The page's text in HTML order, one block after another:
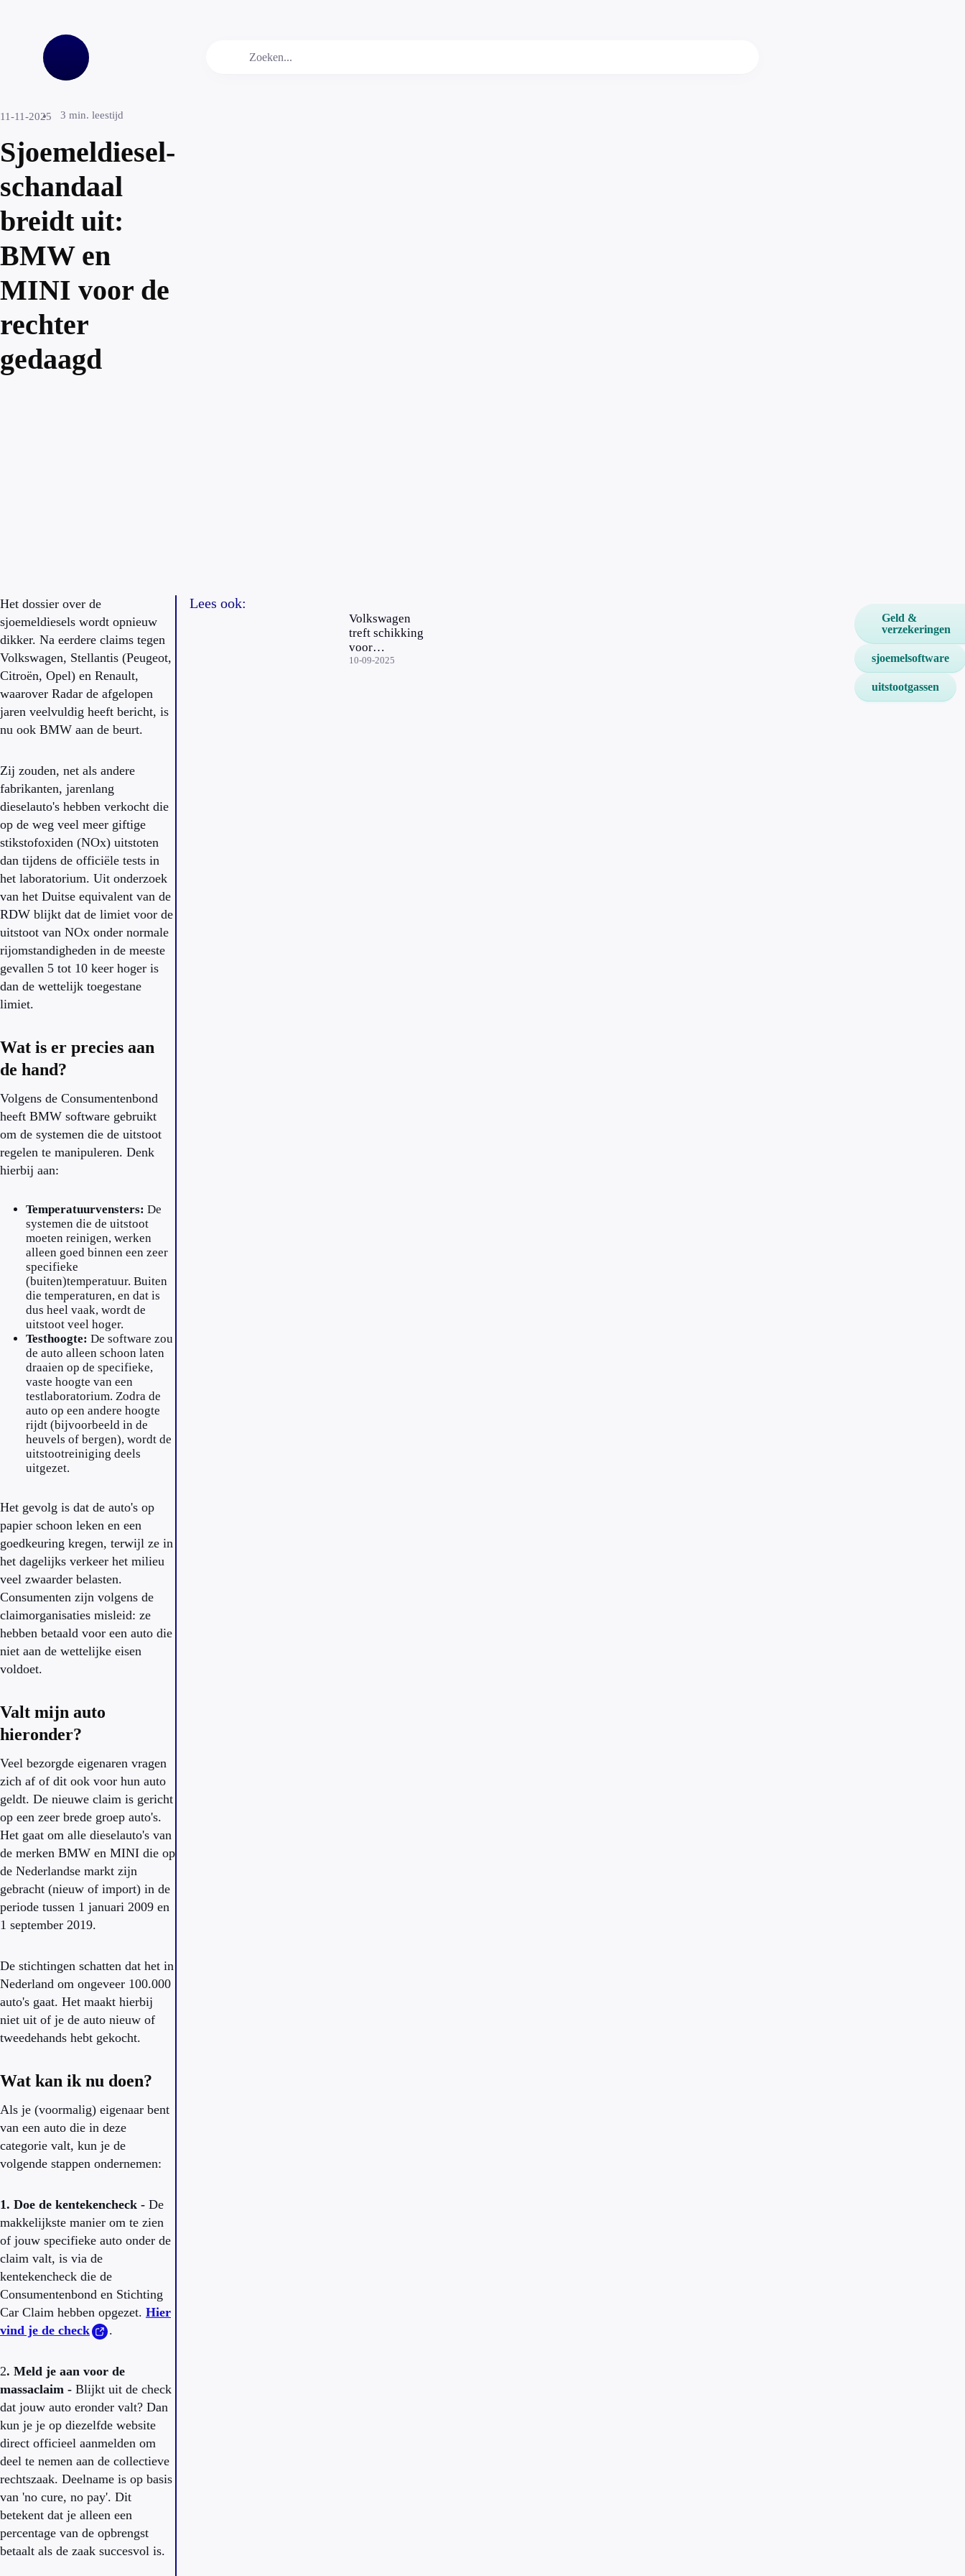
11-11-2025 3 min. leestijd
Sjoemeldiesel-
schandaal
breidt uit:
BMW en
MINI voor de
rechter
gedaagd
Het dossier over de
sjoemeldiesels wordt opnieuw
dikker. Na eerdere claims tegen
Volkswagen, Stellantis (Peugeot,
Citroën, Opel) en Renault,
waarover Radar de afgelopen
jaren veelvuldig heeft bericht, is
nu ook BMW aan de beurt.
Zij zouden, net als andere
fabrikanten, jarenlang
dieselauto's hebben verkocht die
op de weg veel meer giftige
stikstofoxiden (NOx) uitstoten
dan tijdens de officiële tests in
het laboratorium. Uit onderzoek
van het Duitse equivalent van de
RDW blijkt dat de limiet voor de
uitstoot van NOx onder normale
rijomstandigheden in de meeste
gevallen 5 tot 10 keer hoger is
dan de wettelijk toegestane
limiet.
Wat is er precies aan
de hand?
Volgens de Consumentenbond
heeft BMW software gebruikt
om de systemen die de uitstoot
regelen te manipuleren. Denk
hierbij aan:
Temperatuurvensters: De
systemen die de uitstoot
moeten reinigen, werken
alleen goed binnen een zeer
specifieke
(buiten)temperatuur. Buiten
die temperaturen, en dat is
dus heel vaak, wordt de
uitstoot veel hoger.
Testhoogte: De software zou
de auto alleen schoon laten
draaien op de specifieke,
vaste hoogte van een
testlaboratorium. Zodra de
auto op een andere hoogte
rijdt (bijvoorbeeld in de
heuvels of bergen), wordt de
uitstootreiniging deels
uitgezet.
Het gevolg is dat de auto's op
papier schoon leken en een
goedkeuring kregen, terwijl ze in
het dagelijks verkeer het milieu
veel zwaarder belasten.
Consumenten zijn volgens de
claimorganisaties misleid: ze
hebben betaald voor een auto die
niet aan de wettelijke eisen
voldoet.
Valt mijn auto
hieronder?
Veel bezorgde eigenaren vragen
zich af of dit ook voor hun auto
geldt. De nieuwe claim is gericht
op een zeer brede groep auto's.
Het gaat om alle dieselauto's van
de merken BMW en MINI die op
de Nederlandse markt zijn
gebracht (nieuw of import) in de
periode tussen 1 januari 2009 en
1 september 2019.
De stichtingen schatten dat het in
Nederland om ongeveer 100.000
auto's gaat. Het maakt hierbij
niet uit of je de auto nieuw of
tweedehands hebt gekocht.
Wat kan ik nu doen?
Als je (voormalig) eigenaar bent
van een auto die in deze
categorie valt, kun je de
volgende stappen ondernemen:
1. Doe de kentekencheck - De
makkelijkste manier om te zien
of jouw specifieke auto onder de
claim valt, is via de
kentekencheck die de
Consumentenbond en Stichting
Car Claim hebben opgezet. Hier
vind je de check
.
2. Meld je aan voor de
massaclaim - Blijkt uit de check
dat jouw auto eronder valt? Dan
kun je je op diezelfde website
direct officieel aanmelden om
deel te nemen aan de collectieve
rechtszaak. Deelname is op basis
van 'no cure, no pay'. Dit
betekent dat je alleen een
percentage van de opbrengst
betaalt als de zaak succesvol is.
Lees ook:
Volkswagen
treft schikking
voor
sjoemeldiesels,
10-09-2025
Geld &
verzekeringen
sjoemelsoftware
uitstootgassen